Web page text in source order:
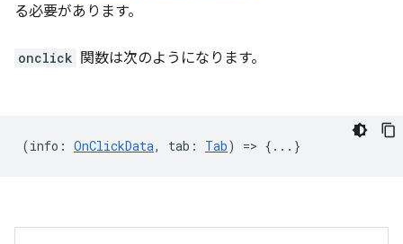
る必要があります。
onclick 関数は次のようになります。
(info : OnClickData, tab : Tab) => {...}